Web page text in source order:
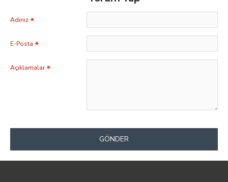
Adınız
E-Posta
Açıklamalar
GÖNDER